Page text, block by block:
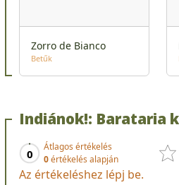
Zorro de Bianco
Betűk
Indiánok!: Barataria
0
Átlagos értékelés
0értékelés alapján
Az értékeléshez lépj be.